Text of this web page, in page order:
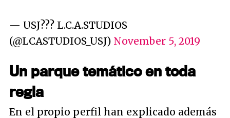
— USJ??? L.C.A.STUDIOS
(@LCASTUDIOS_USJ) November 5, 2019
Un parque temático en toda
regla
En el propio perfil han explicado además